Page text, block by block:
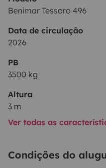
Benimar Tessoro 496
Data de circulação
2026
PB
3500 kg
Altura
3 m
Ver todas as
Condições do